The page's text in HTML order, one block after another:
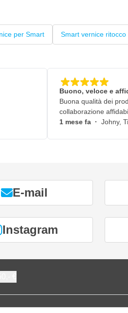
per Smart Smart vernice ritocco
Buono, veloce e
Buona qualità dei
collaborazione
1 mese fa · Johny,
E-mail
Instagram